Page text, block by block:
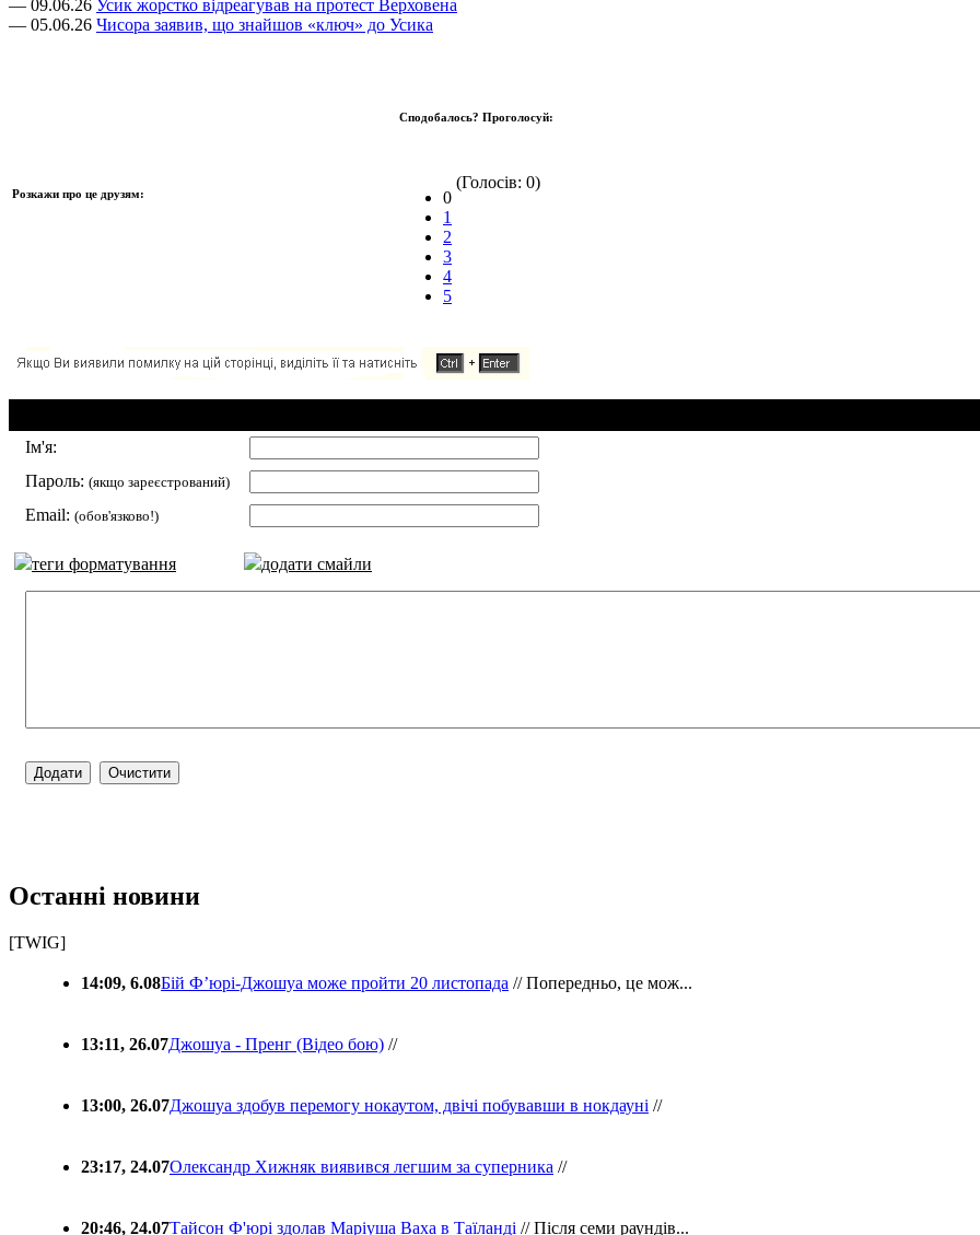
— 09.06.26 Усик жорстко відреагував на протест Верховена
— 05.06.26 Чисора заявив, що знайшов «ключ» до Усика
Розкажи про це друзям:
Сподобалось? Проголосуй:
0
1
2
3
4
5
(Голосів: 0)
Ім'я:
Пароль: (якщо зареєстрований)
Email: (обов'язково!)
теги форматування додати смайли
Останні новини
[TWIG]
14:09, 6.08Бій Ф’юрі-Джошуа може пройти 20 листопада // Попередньо, це мож...
13:11, 26.07Джошуа - Пренг (Відео бою) //
13:00, 26.07Джошуа здобув перемогу нокаутом, двічі побувавши в нокдауні //
23:17, 24.07Олександр Хижняк виявився легшим за суперника //
20:46, 24.07Тайсон Ф'юрі здолав Маріуша Ваха в Таїланді // Після семи раундів...